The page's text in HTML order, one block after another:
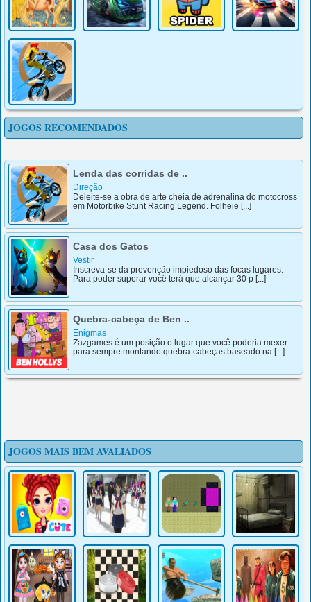
JOGOS RECOMENDADOS
Direção
Deleite-se a obra de arte cheia de adrenalina do motocross
em Motorbike Stunt Racing Legend. Folheie [...]
Vestir
Inscreva-se da prevenção impiedoso das focas lugares.
Para poder superar você terá que alcançar 30 p [...]
Enigmas
JOGOS MAIS BEM AVALIADOS